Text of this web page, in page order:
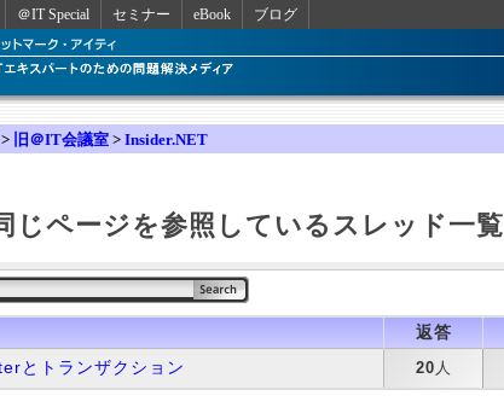
＠IT Special セミナー eBook ブログ
旧＠IT会議室 > Insider.NET
じページを参照しているスレッド一覧
返答
とトランザクション
20 人